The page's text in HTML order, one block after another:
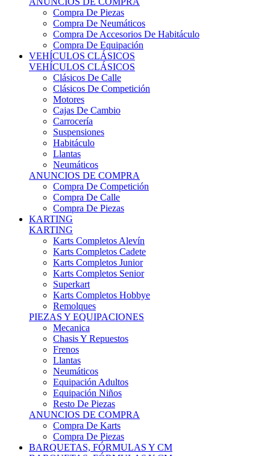
Compra De Piezas
Compra De Neumáticos
Compra De Accesorios De Habitáculo
Compra De Equipación
VEHÍCULOS CLÁSICOS
VEHÍCULOS CLÁSICOS
Clásicos De Calle
Clásicos De Competición
Motores
Cajas De Cambio
Carrocería
Suspensiones
Habitáculo
Llantas
Neumáticos
ANUNCIOS DE COMPRA
Compra De Competición
Compra De Calle
Compra De Piezas
KARTING
KARTING
Karts Completos Alevín
Karts Completos Cadete
Karts Completos Junior
Karts Completos Senior
Superkart
Karts Completos Hobbye
Remolques
PIEZAS Y EQUIPACIONES
Mecanica
Chasis Y Repuestos
Frenos
Llantas
Neumáticos
Equipación Adultos
Equipación Niños
Resto De Piezas
ANUNCIOS DE COMPRA
Compra De Karts
Compra De Piezas
BARQUETAS, FÓRMULAS Y CM